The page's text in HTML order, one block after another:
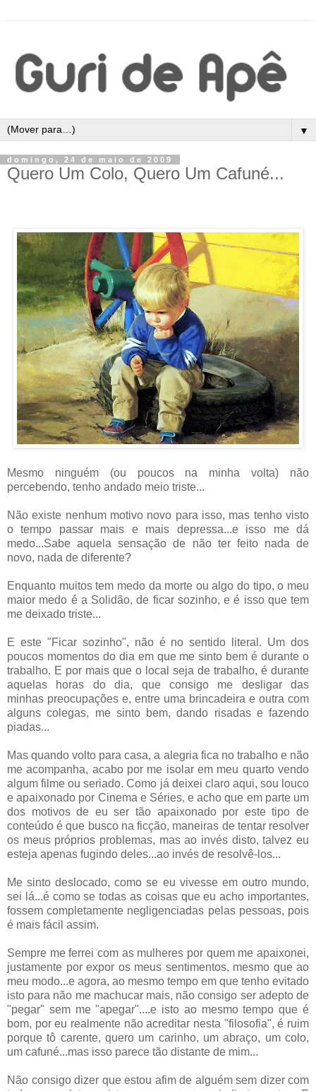
▼
domingo, 24 de maio de 2009
Quero Um Colo, Quero Um Cafuné...
Mesmo ninguém (ou poucos na minha volta) não
percebendo, tenho andado meio triste...
Não existe nenhum motivo novo para isso, mas tenho visto
o tempo passar mais e mais depressa...e isso me dá
medo...Sabe aquela sensação de não ter feito nada de
novo, nada de diferente?
Enquanto muitos tem medo da morte ou algo do tipo, o meu
maior medo é a Solidão, de ficar sozinho, e é isso que tem
me deixado triste...
E este "Ficar sozinho", não é no sentido literal. Um dos
poucos momentos do dia em que me sinto bem é durante o
trabalho. E por mais que o local seja de trabalho, é durante
aquelas horas do dia, que consigo me desligar das
minhas preocupações e, entre uma brincadeira e outra com
alguns colegas, me sinto bem, dando risadas e fazendo
piadas...
Mas quando volto para casa, a alegria fica no trabalho e não
me acompanha, acabo por me isolar em meu quarto vendo
algum filme ou seriado. Como já deixei claro aqui, sou louco
e apaixonado por Cinema e Séries, e acho que em parte um
dos motivos de eu ser tão apaixonado por este tipo de
conteúdo é que busco na ficção, maneiras de tentar resolver
os meus próprios problemas, mas ao invés disto, talvez eu
esteja apenas fugindo deles...ao invés de resolvê-los...
Me sinto deslocado, como se eu vivesse em outro mundo,
sei lá...é como se todas as coisas que eu acho importantes,
fossem completamente negligenciadas pelas pessoas, pois
é mais fácil assim.
Sempre me ferrei com as mulheres por quem me apaixonei,
justamente por expor os meus sentimentos, mesmo que ao
meu modo...e agora, ao mesmo tempo em que tenho evitado
isto para não me machucar mais, não consigo ser adepto de
"pegar" sem me "apegar"....e isto ao mesmo tempo que é
bom, por eu realmente não acreditar nesta "filosofia", é ruim
porque tô carente, quero um carinho, um abraço, um colo,
um cafuné...mas isso parece tão distante de mim...
Não consigo dizer que estou afim de alguém sem dizer com